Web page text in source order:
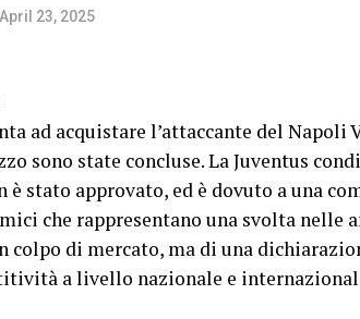
April 23, 2025
ad acquistare l’attaccante del Napoli
sono state concluse. La Juventus
è stato approvato, ed è dovuto a una
che rappresentano una svolta nelle
colpo di mercato, ma di una
a livello nazionale e